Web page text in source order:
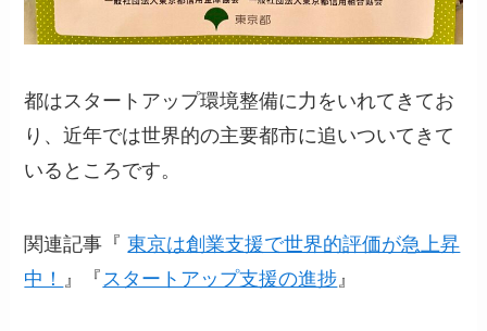
都はスタートアップ環境整備に力をいれてきてお
り、近年では世界的の主要都市に追いついてきて
いるところです。
関連記事『東京は創業支援で世界的評価が急上昇
中！ 』『スタートアップ支援の進捗』